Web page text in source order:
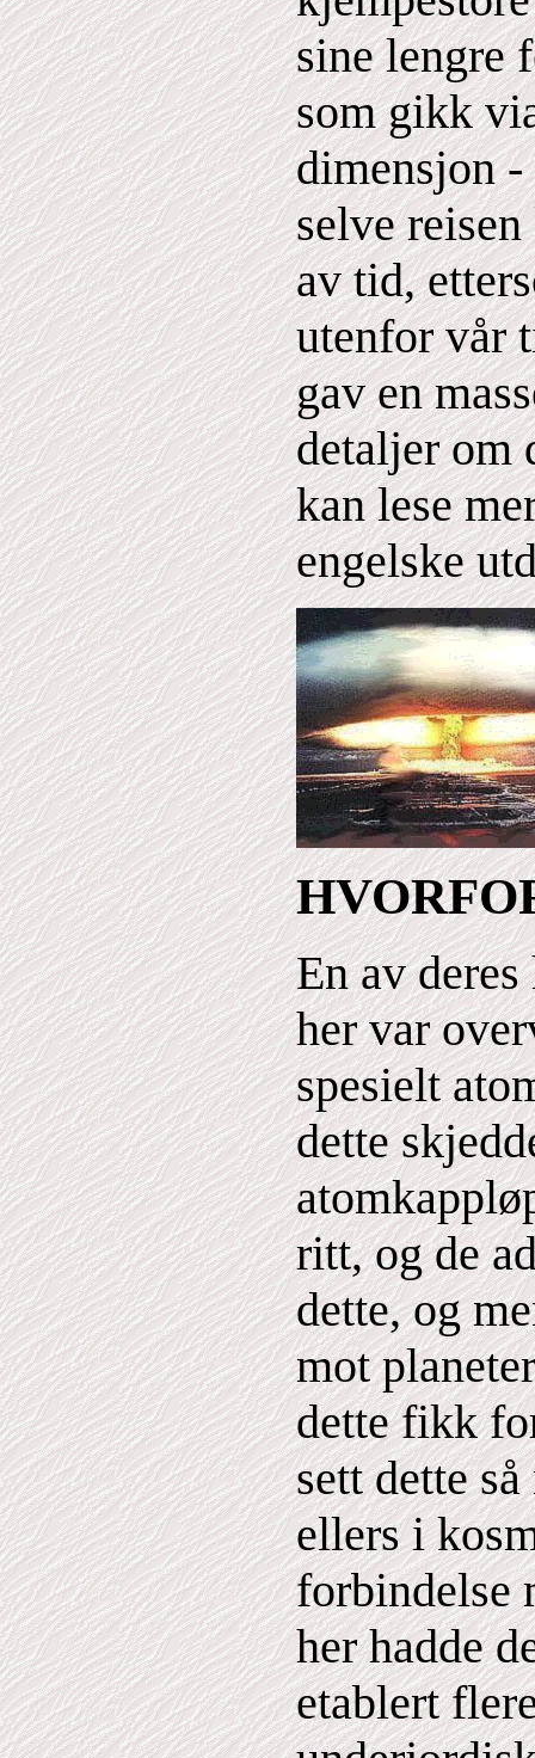
sine lengre
som gikk
dimensjon
selve
av tid,
utenfor vår
gav en
detaljer om
kan lese
engelske
En av
her var
spesielt
dette
ritt, og de
dette, og
mot
dette fikk
sett dette
ellers i
forbindelse
her hadde
etablert